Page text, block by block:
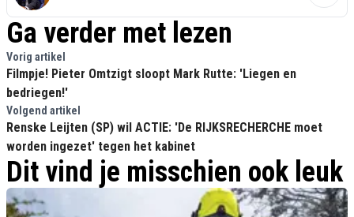
Ga verder met lezen
Vorig artikel
Filmpje! Pieter Omtzigt sloopt Mark Rutte: 'Liegen en
bedriegen!'
Volgend artikel
Renske Leijten (SP) wil ACTIE: 'De RIJKSRECHERCHE moet
worden ingezet' tegen het kabinet
Dit vind je misschien ook leuk